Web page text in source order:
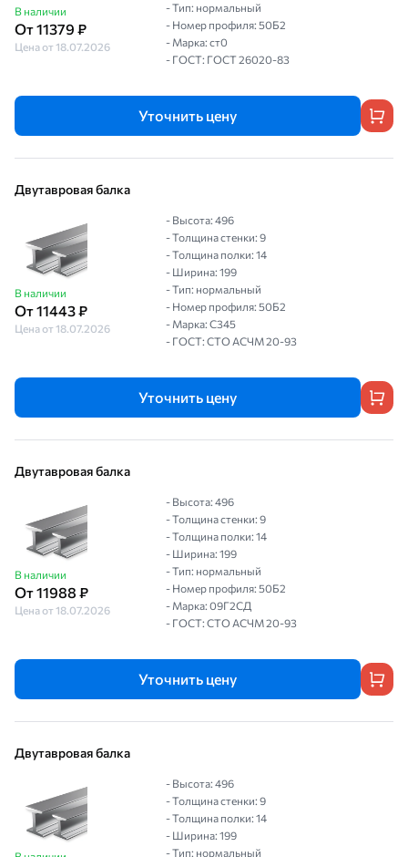
В наличии
От 11379 ₽
Цена от 18.07.2026
- Тип: нормальный
- Номер профиля: 50Б2
- Марка: ст0
- ГОСТ: ГОСТ 26020-83
Уточнить цену
Двутавровая балка
В наличии
От 11443 ₽
Цена от 18.07.2026
- Высота: 496
- Толщина стенки: 9
- Толщина полки: 14
- Ширина: 199
- Тип: нормальный
- Номер профиля: 50Б2
- Марка: С345
- ГОСТ: СТО АСЧМ 20-93
Уточнить цену
Двутавровая балка
В наличии
От 11988 ₽
Цена от 18.07.2026
- Высота: 496
- Толщина стенки: 9
- Толщина полки: 14
- Ширина: 199
- Тип: нормальный
- Номер профиля: 50Б2
- Марка: 09Г2СД
- ГОСТ: СТО АСЧМ 20-93
Уточнить цену
Двутавровая балка
- Высота: 496
- Толщина стенки: 9
- Толщина полки: 14
- Ширина: 199
- Тип: нормальный